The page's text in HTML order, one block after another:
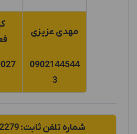
مهدی عزیزی
0902144544
3
شماره تلفن ثابت: 02155582279